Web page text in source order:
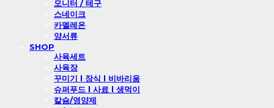
모니터 / 테구
스네이크
카멜레온
양서류
SHOP
사육세트
사육장
꾸미기 l 장식 l 비바리움
슈퍼푸드 l 사료 l 생먹이
칼슘/영양제